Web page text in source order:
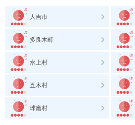
人吉市
多良木町
水上村
五木村
球磨村